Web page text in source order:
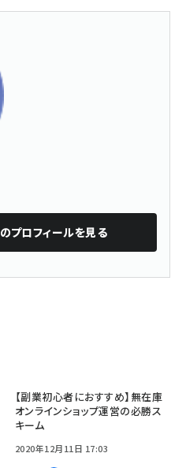
のプロフィールを見る
【副業初心者におすすめ】無在庫
オンラインショップ運営の必勝ス
キーム
2020年12月11日 17:03